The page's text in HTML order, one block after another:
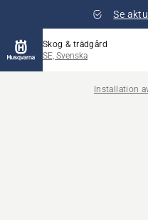
Se
Skog & trädgård
SE, Svenska
Installation